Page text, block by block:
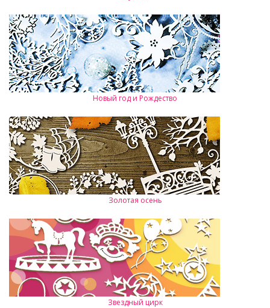
Новый год и Рождество
Золотая осень
Звездный цирк